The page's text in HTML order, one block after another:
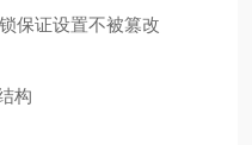
保证设置不被篡改
构